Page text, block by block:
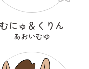
むにゅ＆くりん
あおいむゆ